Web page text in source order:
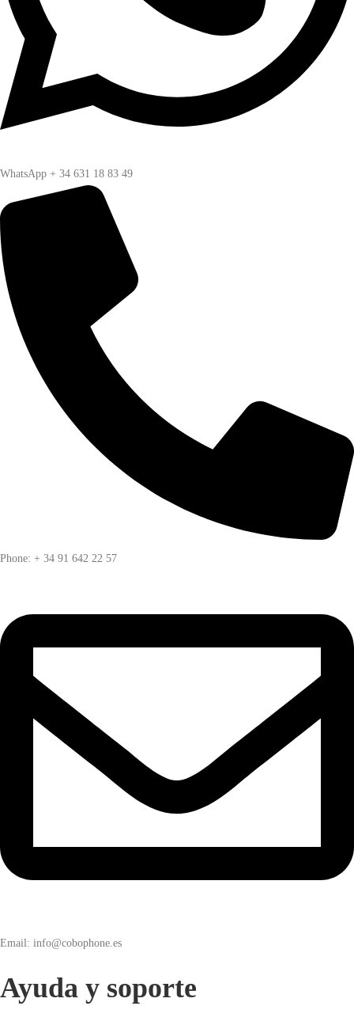
WhatsApp + 34 631 18 83 49
Phone: + 34 91 642 22 57
Email: info@cobophone.es
Ayuda y soporte